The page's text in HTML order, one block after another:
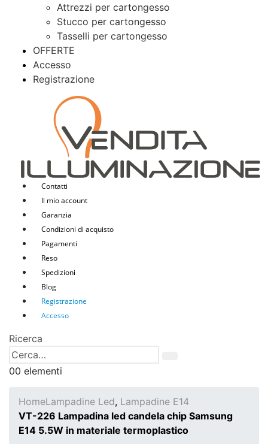
Attrezzi per cartongesso
Stucco per cartongesso
Tasselli per cartongesso
OFFERTE
Accesso
Registrazione
Contatti
Il mio account
Garanzia
Condizioni di acquisto
Pagamenti
Reso
Spedizioni
Blog
Registrazione
Accesso
Ricerca
00 elementi
HomeLampadine Led, Lampadine E14
VT-226 Lampadina led candela chip Samsung
E14 5.5W in materiale termoplastico